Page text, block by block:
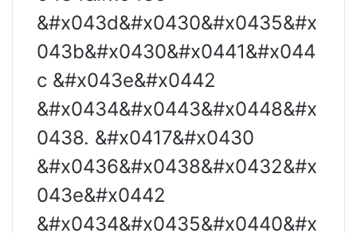
&#x043d&#x0430&#x0435&#x
043b&#x0430&#x0441&#x044
c &#x043e&#x0442
&#x0434&#x0443&#x0448&#x
0438. &#x0417&#x0430
&#x0436&#x0438&#x0432&#x
043e&#x0442
&#x0434&#x0435&#x0440&#x